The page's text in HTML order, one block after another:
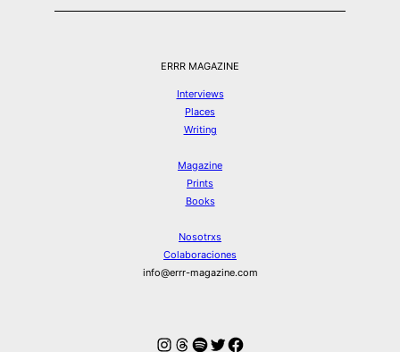
ERRR MAGAZINE
Interviews
Places
Writing
Magazine
Prints
Books
Nosotrxs
Colaboraciones
info@errr-magazine.com
Instagram
Hilos
Spotify
Twitter
Facebook